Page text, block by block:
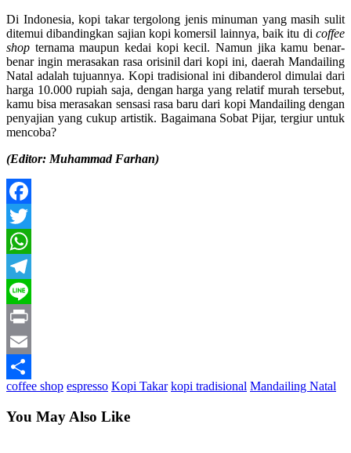
Di Indonesia, kopi takar tergolong jenis minuman yang masih sulit
ditemui dibandingkan sajian kopi komersil lainnya, baik itu di coffee
shop ternama maupun kedai kopi kecil. Namun jika kamu benar-
benar ingin merasakan rasa orisinil dari kopi ini, daerah Mandailing
Natal adalah tujuannya. Kopi tradisional ini dibanderol dimulai dari
harga 10.000 rupiah saja, dengan harga yang relatif murah tersebut,
kamu bisa merasakan sensasi rasa baru dari kopi Mandailing dengan
penyajian yang cukup artistik. Bagaimana Sobat Pijar, tergiur untuk
mencoba?
(Editor: Muhammad Farhan)
Facebook
Twitter
WhatsApp
Telegram
Line
Print
Email
Share
coffee shop espresso Kopi Takar kopi tradisional Mandailing Natal
You May Also Like